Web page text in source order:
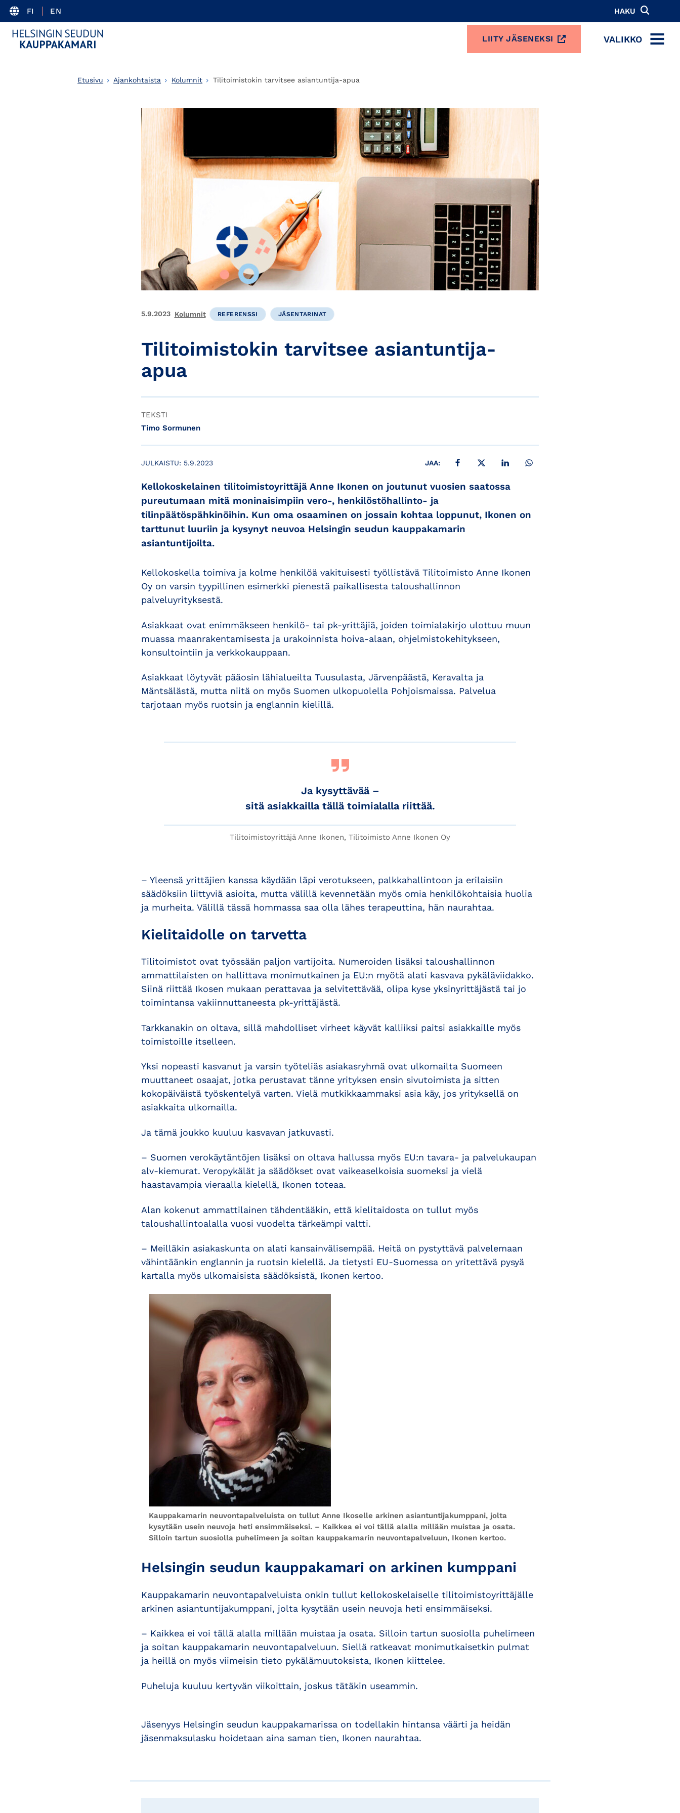
FI EN HAKU
LIITY JÄSENEKSI VALIKKO
MENU
Etusivu Ajankohtaista Kolumnit Tilitoimistokin tarvitsee asiantuntija-apua
5.9.2023 Kolumnit REFERENSSI JÄSENTARINAT
Tilitoimistokin tarvitsee asiantuntija-
apua
TEKSTI
Timo Sormunen
JULKAISTU: 5.9.2023 JAA: JAA FACEBOOKISSA
JAA X:SSÄ JAA LINKEDINISSÄ
Kellokoskelainen tilitoimistoyrittäjä Anne Ikonen on joutunut vuosien saatossa
pureutumaan mitä moninaisimpiin vero-, henkilöstöhallinto- ja
tilinpäätöspähkinöihin. Kun oma osaaminen on jossain kohtaa loppunut, Ikonen on
tarttunut luuriin ja kysynyt neuvoa Helsingin seudun kauppakamarin
asiantuntijoilta.
Kellokoskella toimiva ja kolme henkilöä vakituisesti työllistävä Tilitoimisto Anne Ikonen
Oy on varsin tyypillinen esimerkki pienestä paikallisesta taloushallinnon
palveluyrityksestä.
Asiakkaat ovat enimmäkseen henkilö- tai pk-yrittäjiä, joiden toimialakirjo ulottuu muun
muassa maanrakentamisesta ja urakoinnista hoiva-alaan, ohjelmistokehitykseen,
konsultointiin ja verkkokauppaan.
Asiakkaat löytyvät pääosin lähialueilta Tuusulasta, Järvenpäästä, Keravalta ja
Mäntsälästä, mutta niitä on myös Suomen ulkopuolella Pohjoismaissa. Palvelua
tarjotaan myös ruotsin ja englannin kielillä.
Ja kysyttävää –
sitä asiakkailla tällä toimialalla riittää.
Tilitoimistoyrittäjä Anne Ikonen, Tilitoimisto Anne Ikonen Oy
– Yleensä yrittäjien kanssa käydään läpi verotukseen, palkkahallintoon ja erilaisiin
säädöksiin liittyviä asioita, mutta välillä kevennetään myös omia henkilökohtaisia huolia
ja murheita. Välillä tässä hommassa saa olla lähes terapeuttina, hän naurahtaa.
Kielitaidolle on tarvetta
Tilitoimistot ovat työssään paljon vartijoita. Numeroiden lisäksi taloushallinnon
ammattilaisten on hallittava monimutkainen ja EU:n myötä alati kasvava pykäläviidakko.
Siinä riittää Ikosen mukaan perattavaa ja selvitettävää, olipa kyse yksinyrittäjästä tai jo
toimintansa vakiinnuttaneesta pk-yrittäjästä.
Tarkkanakin on oltava, sillä mahdolliset virheet käyvät kalliiksi paitsi asiakkaille myös
toimistoille itselleen.
Yksi nopeasti kasvanut ja varsin työteliäs asiakasryhmä ovat ulkomailta Suomeen
muuttaneet osaajat, jotka perustavat tänne yrityksen ensin sivutoimista ja sitten
kokopäiväistä työskentelyä varten. Vielä mutkikkaammaksi asia käy, jos yrityksellä on
asiakkaita ulkomailla.
Ja tämä joukko kuuluu kasvavan jatkuvasti.
– Suomen verokäytäntöjen lisäksi on oltava hallussa myös EU:n tavara- ja palvelukaupan
alv-kiemurat. Veropykälät ja säädökset ovat vaikeaselkoisia suomeksi ja vielä
haastavampia vieraalla kielellä, Ikonen toteaa.
Alan kokenut ammattilainen tähdentääkin, että kielitaidosta on tullut myös
taloushallintoalalla vuosi vuodelta tärkeämpi valtti.
– Meilläkin asiakaskunta on alati kansainvälisempää. Heitä on pystyttävä palvelemaan
vähintäänkin englannin ja ruotsin kielellä. Ja tietysti EU-Suomessa on yritettävä pysyä
kartalla myös ulkomaisista säädöksistä, Ikonen kertoo.
Kauppakamarin neuvontapalveluista on tullut Anne Ikoselle arkinen asiantuntijakumppani, jolta
kysytään usein neuvoja heti ensimmäiseksi. – Kaikkea ei voi tällä alalla millään muistaa ja osata.
Silloin tartun suosiolla puhelimeen ja soitan kauppakamarin neuvontapalveluun, Ikonen kertoo.
Helsingin seudun kauppakamari on arkinen kumppani
Kauppakamarin neuvontapalveluista onkin tullut kellokoskelaiselle tilitoimistoyrittäjälle
arkinen asiantuntijakumppani, jolta kysytään usein neuvoja heti ensimmäiseksi.
– Kaikkea ei voi tällä alalla millään muistaa ja osata. Silloin tartun suosiolla puhelimeen
ja soitan kauppakamarin neuvontapalveluun. Siellä ratkeavat monimutkaisetkin pulmat
ja heillä on myös viimeisin tieto pykälämuutoksista, Ikonen kiittelee.
Puheluja kuuluu kertyvän viikoittain, joskus tätäkin useammin.
Jäsenyys Helsingin seudun kauppakamarissa on todellakin hintansa väärti ja heidän
jäsenmaksulasku hoidetaan aina saman tien, Ikonen naurahtaa.